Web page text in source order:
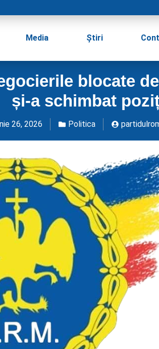
Media Știri
blocate
și-a schimbat
26, 2026 Politica